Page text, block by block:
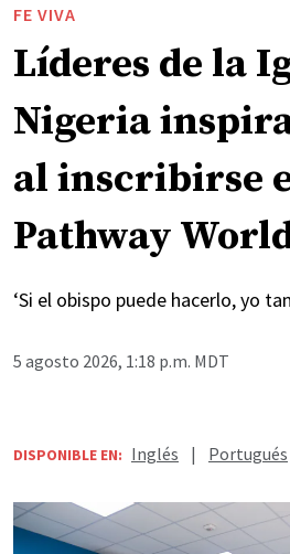
FE VIVA
Líderes de la
Nigeria
al inscribirse
Pathway
‘Si el obispo puede hacerlo, yo
5 agosto 2026, 1:18 p.m. MDT
DISPONIBLE EN: Inglés | Portugués